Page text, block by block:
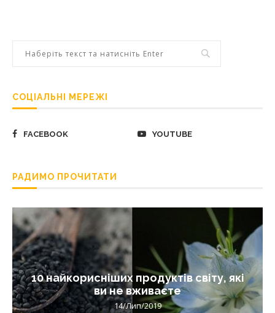
СОЦІАЛЬНІ МЕРЕЖІ
FACEBOOK YOUTUBE
РАДИМО ПРОЧИТАТИ
10 найкорисніших продуктів світу, які
ви не вживаєте
14/Лип/2019